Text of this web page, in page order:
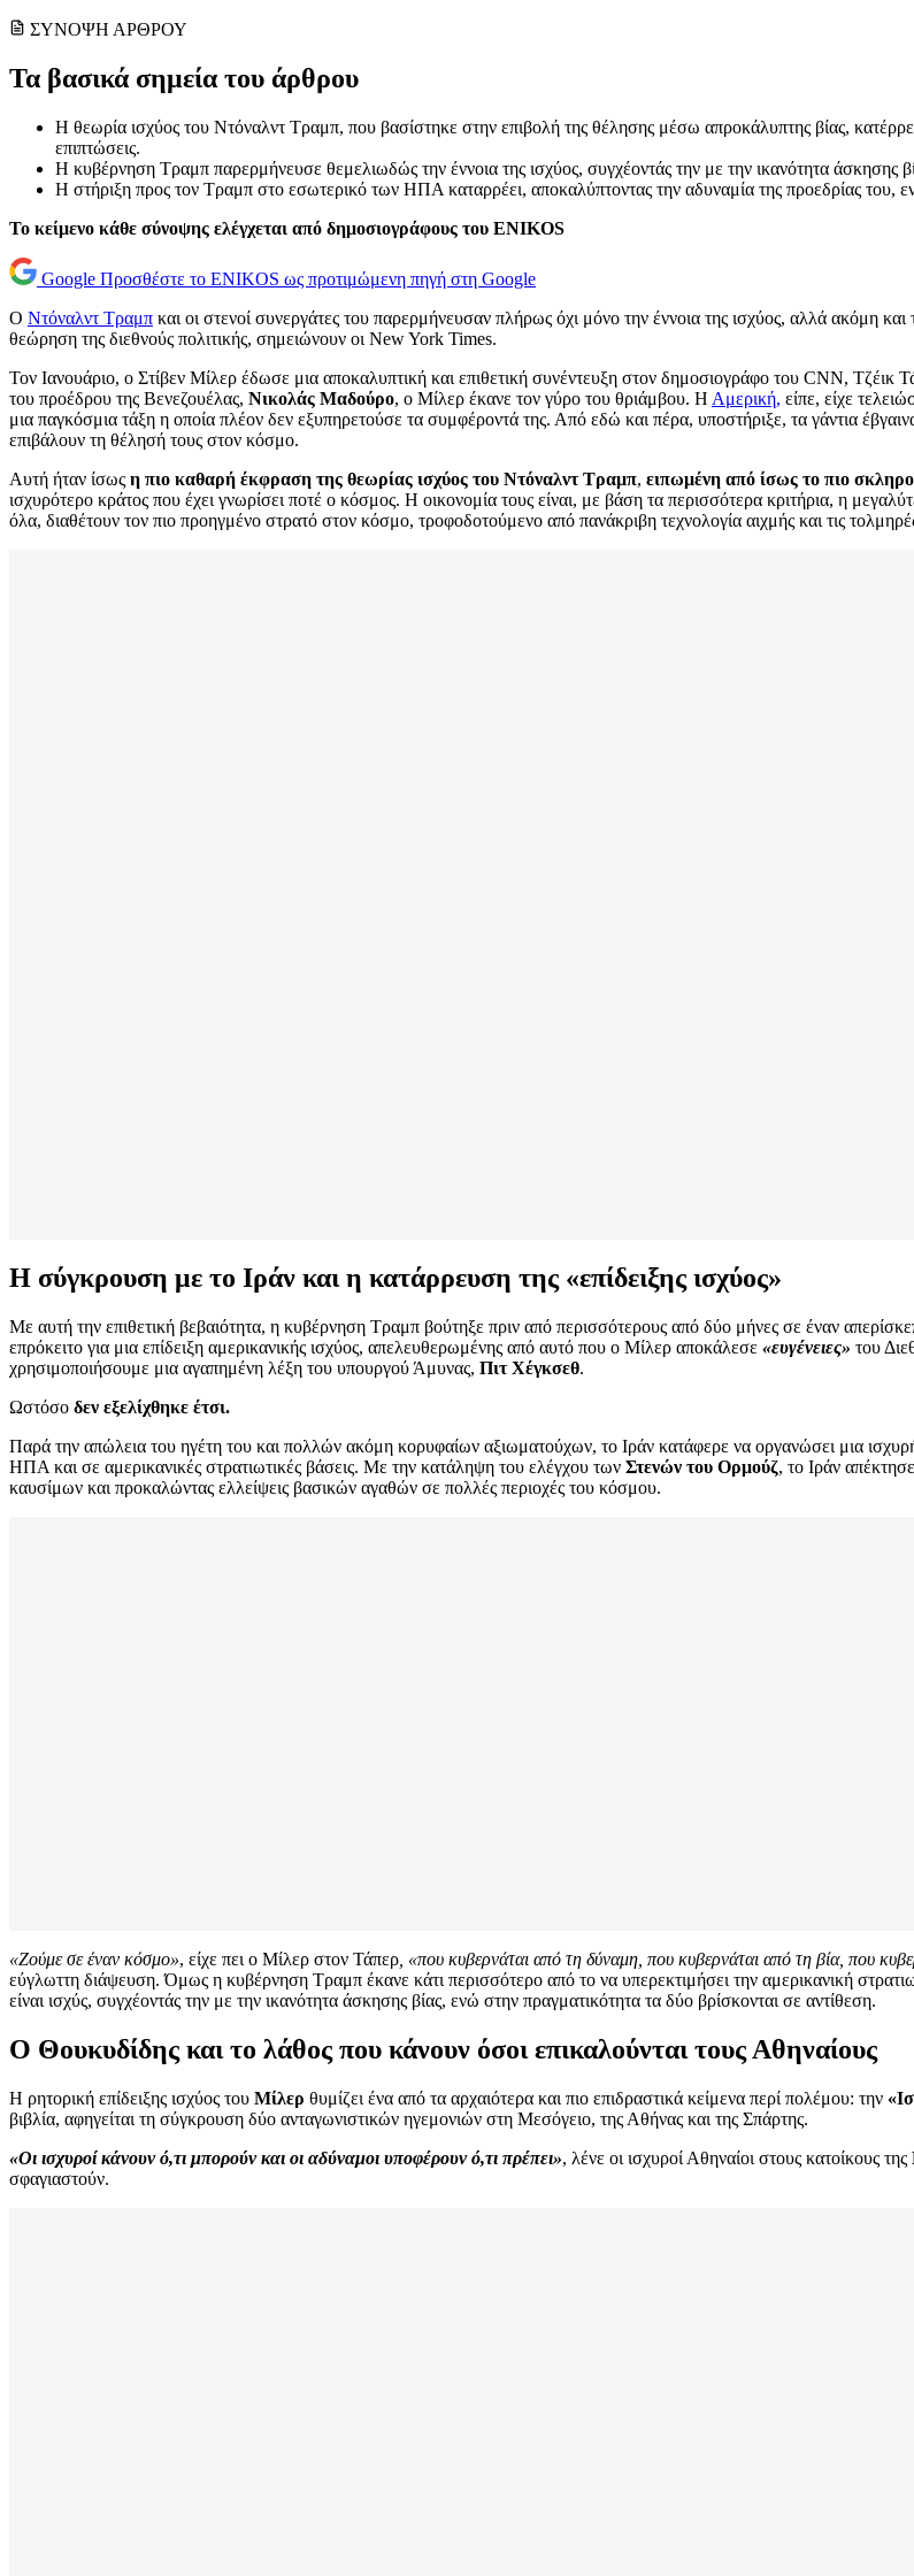
ΣΥΝΟΨΗ ΑΡΘΡΟΥ
Τα βασικά σημεία του άρθρου
Η θεωρία ισχύος του Ντόναλντ Τραμπ, που βασίστηκε στην επιβολή της θέλησης μέσω απροκάλυπτης βίας,
επιπτώσεις.
Η κυβέρνηση Τραμπ παρερμήνευσε θεμελιωδώς την έννοια της ισχύος, συγχέοντάς την με την ικανότητα
Η στήριξη προς τον Τραμπ στο εσωτερικό των ΗΠΑ καταρρέει, αποκαλύπτοντας την αδυναμία της προεδρίας του,
Το κείμενο κάθε σύνοψης ελέγχεται από δημοσιογράφους του ENIKOS
Google Προσθέστε το ENIKOS ως προτιμώμενη πηγή στη Google
Ο Ντόναλντ Τραμπ και οι στενοί συνεργάτες του παρερμήνευσαν πλήρως όχι μόνο την έννοια της ισχύος, αλλά ακόμη
θεώρηση της διεθνούς πολιτικής, σημειώνουν οι New York Times.
Τον Ιανουάριο, ο Στίβεν Μίλερ έδωσε μια αποκαλυπτική και επιθετική συνέντευξη στον δημοσιογράφο του CNN, Τζέικ
του προέδρου της Βενεζουέλας, Νικολάς Μαδούρο, ο Μίλερ έκανε τον γύρο του θριάμβου. Η Αμερική, είπε, είχε
μια παγκόσμια τάξη η οποία πλέον δεν εξυπηρετούσε τα συμφέροντά της. Από εδώ και πέρα, υποστήριξε, τα γάντια
επιβάλουν τη θέλησή τους στον κόσμο.
Αυτή ήταν ίσως η πιο καθαρή έκφραση της θεωρίας ισχύος του Ντόναλντ Τραμπ, ειπωμένη από ίσως το πιο
ισχυρότερο κράτος που έχει γνωρίσει ποτέ ο κόσμος. Η οικονομία τους είναι, με βάση τα περισσότερα κριτήρια, η
όλα, διαθέτουν τον πιο προηγμένο στρατό στον κόσμο, τροφοδοτούμενο από πανάκριβη τεχνολογία αιχμής και τις
Η σύγκρουση με το Ιράν και η κατάρρευση της «επίδειξης ισχύος»
Με αυτή την επιθετική βεβαιότητα, η κυβέρνηση Τραμπ βούτηξε πριν από περισσότερους από δύο μήνες σε έναν
επρόκειτο για μια επίδειξη αμερικανικής ισχύος, απελευθερωμένης από αυτό που ο Μίλερ αποκάλεσε «ευγένειες» του
χρησιμοποιήσουμε μια αγαπημένη λέξη του υπουργού Άμυνας, Πιτ Χέγκσεθ.
Ωστόσο δεν εξελίχθηκε έτσι.
Παρά την απώλεια του ηγέτη του και πολλών ακόμη κορυφαίων αξιωματούχων, το Ιράν κατάφερε να οργανώσει μια
ΗΠΑ και σε αμερικανικές στρατιωτικές βάσεις. Με την κατάληψη του ελέγχου των Στενών του Ορμούζ, το Ιράν
καυσίμων και προκαλώντας ελλείψεις βασικών αγαθών σε πολλές περιοχές του κόσμου.
«Ζούμε σε έναν κόσμο», είχε πει ο Μίλερ στον Τάπερ , «που κυβερνάται από τη δύναμη, που κυβερνάται από τη βία, που
εύγλωττη διάψευση. Όμως η κυβέρνηση Τραμπ έκανε κάτι περισσότερο από το να υπερεκτιμήσει την αμερικανική
είναι ισχύς, συγχέοντάς την με την ικανότητα άσκησης βίας, ενώ στην πραγματικότητα τα δύο βρίσκονται σε αντίθεση.
Ο Θουκυδίδης και το λάθος που κάνουν όσοι επικαλούνται τους Αθηναίους
Η ρητορική επίδειξης ισχύος του Μίλερ θυμίζει ένα από τα αρχαιότερα και πιο επιδραστικά κείμενα περί πολέμου: την
βιβλία, αφηγείται τη σύγκρουση δύο ανταγωνιστικών ηγεμονιών στη Μεσόγειο, της Αθήνας και της Σπάρτης.
«Οι ισχυροί κάνουν ό,τι μπορούν και οι αδύναμοι υποφέρουν ό,τι πρέπει», λένε οι ισχυροί Αθηναίοι στους κατοίκους της
σφαγιαστούν.